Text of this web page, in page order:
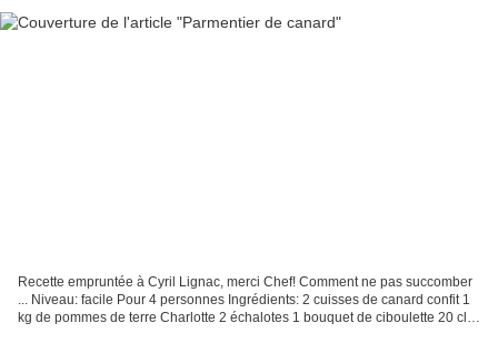
Recette empruntée à Cyril Lignac, merci Chef! Comment ne pas succomber
... Niveau: facile Pour 4 personnes Ingrédients: 2 cuisses de canard confit 1
kg de pommes de terre Charlotte 2 échalotes 1 bouquet de ciboulette 20 cl